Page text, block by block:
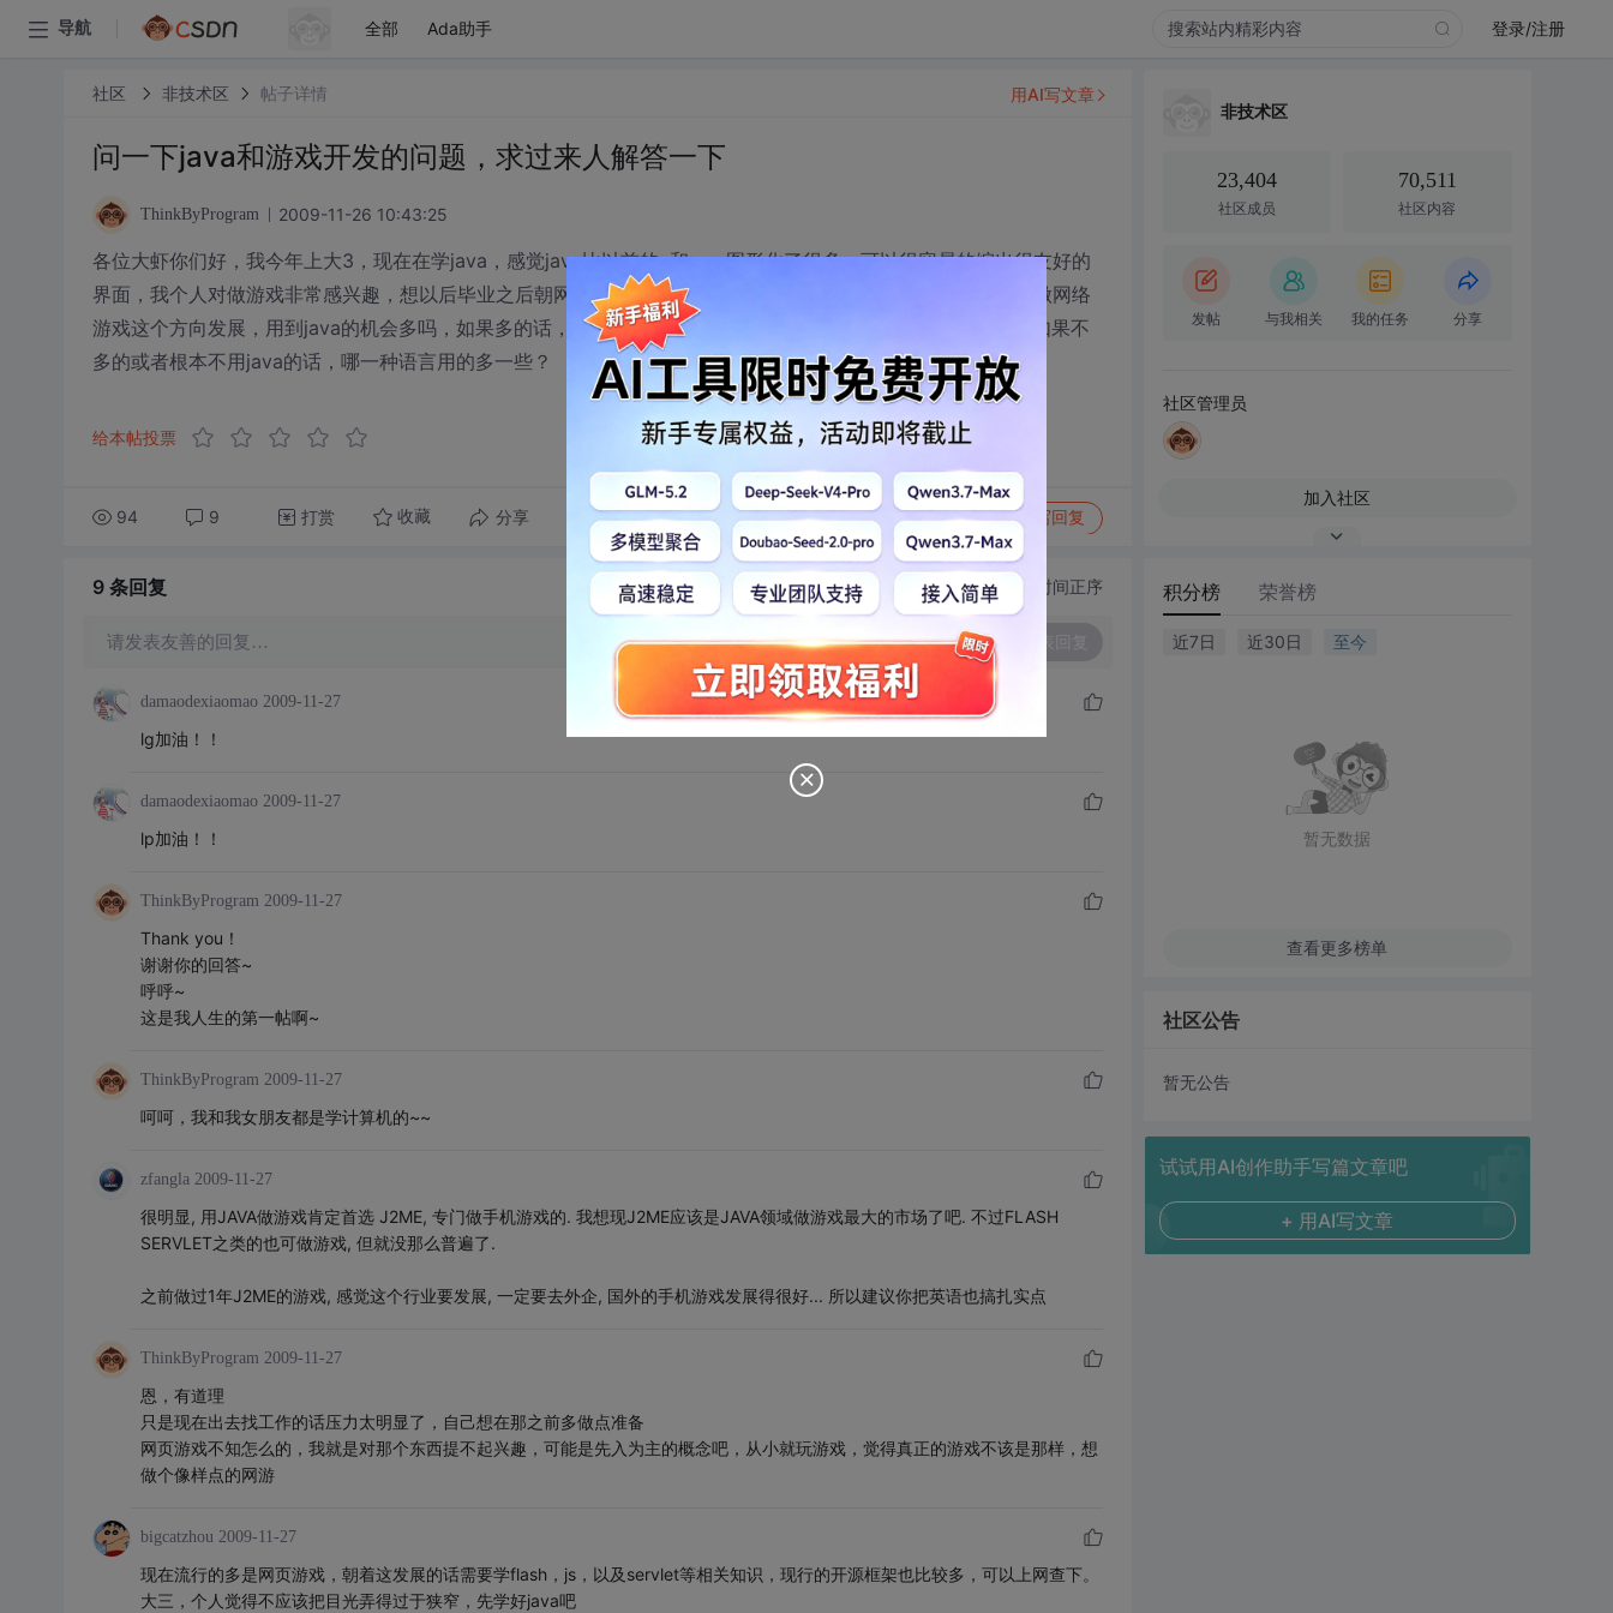
导航 全部 Ada助手 登录/注册
社区 非技术区 帖子详情
问一下java和游戏开发的问题，求过来人解答一下
ThinkByProgram 2009-11-26 10:43:25
各位大虾你们好，我今年上大3，现在在学java，感觉java比以前的c和c++图形化了很多，可以很容易的编出很友好的
界面，我个人对做游戏非常感兴趣，想以后毕业之后朝网络游戏这个方向发展，各位大虾能否指点一下如果我朝做网络
游戏这个方向发展，用到java的机会多吗，如果多的话，做的都是哪一方面的工作，图形界面，还是后台功能，如果不
多的或者根本不用java的话，哪一种语言用的多一些？
给本帖投票
94 9 打赏 收藏 分享 转发到动态 举报 写回复
用AI写文章
9 条回复 切换为时间正序
请发表友善的回复…
damaodexiaomao 2009-11-27
lg加油！！
damaodexiaomao 2009-11-27
lp加油！！
ThinkByProgram 2009-11-27
Thank you！
谢谢你的回答~
呼呼~
这是我人生的第一帖啊~
ThinkByProgram 2009-11-27
呵呵，我和我女朋友都是学计算机的~~
zfangla 2009-11-27
很明显, 用JAVA做游戏肯定首选 J2ME, 专门做手机游戏的. 我想现J2ME应该是JAVA领域做游戏最大的市场了吧. 不过FLASH
SERVLET之类的也可做游戏, 但就没那么普遍了.
之前做过1年J2ME的游戏, 感觉这个行业要发展, 一定要去外企, 国外的手机游戏发展得很好... 所以建议你把英语也搞扎实点
ThinkByProgram 2009-11-27
恩，有道理
只是现在出去找工作的话压力太明显了，自己想在那之前多做点准备
网页游戏不知怎么的，我就是对那个东西提不起兴趣，可能是先入为主的概念吧，从小就玩游戏，觉得真正的游戏不该是那样，想
做个像样点的网游
bigcatzhou 2009-11-27
现在流行的多是网页游戏，朝着这发展的话需要学flash，js，以及servlet等相关知识，现行的开源框架也比较多，可以上网查下。
大三，个人觉得不应该把目光弄得过于狭窄，先学好java吧
非技术区
23,404
社区成员
70,511
社区内容
发帖 与我相关 我的任务 分享
社区管理员
加入社区
积分榜 荣誉榜
近7日 近30日 至今
暂无数据
查看更多榜单
社区公告
暂无公告
试试用AI创作助手写篇文章吧
+ 用AI写文章